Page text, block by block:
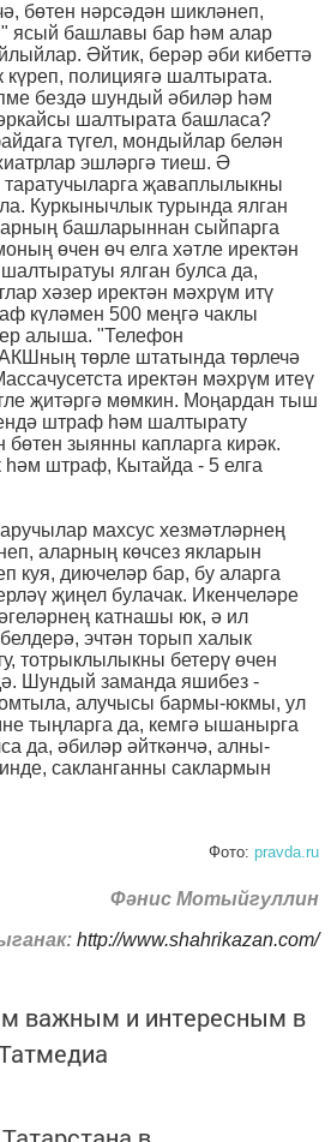
бөтен нәрсәдән шикләнеп,
ясый башлавы бар һәм алар
Әйтик, берәр әби кибеттә
күреп, полициягә шалтырата.
бездә шундый әбиләр һәм
шалтырата башласа?
түгел, мондыйлар белән
эшләргә тиеш. Ә
таратучыларга җаваплылыкны
Куркынычлык турында ялган
башларыннан сыйпарга
өчен өч елга хәтле иректән
ялган булса да,
хәзер иректән мәхрүм итү
күләмен 500 меңгә чаклы
алыша. "Телефон
төрле штатында төрлечә
иректән мәхрүм итеү
җитәргә мөмкин. Моңардан тыш
штраф һәм шалтырату
бөтен зыянны капларга кирәк.
һәм штраф, Кытайда - 5 елга
махсус хезмәтләрнең
аларның көчсез якларын
куя, диючеләр бар, бу аларга
җиңел булачак. Икенчеләре
катнашы юк, ә ил
эчтән торып халык
тотрыклылыкны бетерү өчен
Шундый заманда яшибез -
омтыла, алучысы бармы-юкмы, ул
тыңларга да, кемгә ышанырга
да, әбиләр әйткәнчә, алны-
сакланганны саклармын
Фото: pravda.ru
Фәнис Мотыйгуллин
http://www.shahrikazan.com/
важным и интересным в